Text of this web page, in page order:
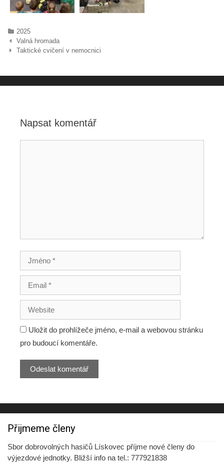
Rubriky
2025
Navigace
pro
Valná hromada
Taktické cvičení v nemocnici
Napsat komentář
Uložit do prohlížeče jméno, e-mail a webovou stránku
pro budoucí komentáře.
Přijmeme členy
Sbor dobrovolných hasičů Lískovec příjme nové členy do
výjezdové jednotky. Bližší info na tel.: 777921838